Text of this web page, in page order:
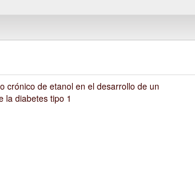
crónico de etanol en el desarrollo de un
la diabetes tipo 1